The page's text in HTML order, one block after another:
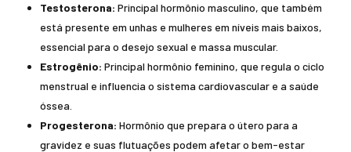
Testosterona: Principal hormônio masculino, que também
está presente em unhas e mulheres em níveis mais baixos,
essencial para o desejo sexual e massa muscular.
Estrogênio: Principal hormônio feminino, que regula o ciclo
menstrual e influencia o sistema cardiovascular e a saúde
óssea.
Progesterona: Hormônio que prepara o útero para a
gravidez e suas flutuações podem afetar o bem-estar